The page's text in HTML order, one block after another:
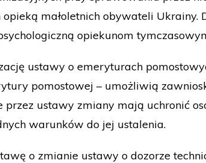
małoletnich obywateli
opiekunom
ustawy o emeryturach
pomostowej – umożliwią
ustawy zmiany mają uchronić
warunków do jej ustalenia.
o zmianie ustawy o dozorze